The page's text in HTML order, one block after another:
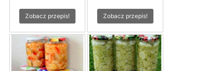
Zobacz przepis! Zobacz przepis!